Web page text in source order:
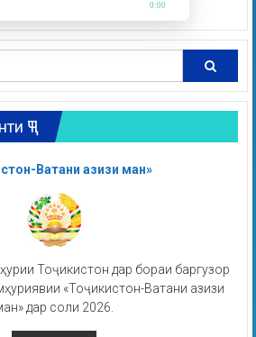
0:00
ҶТ
Ватани азизи ман»
Тоҷикистон дар бораи баргузор
«Тоҷикистон-Ватани азизи
дар соли 2026.